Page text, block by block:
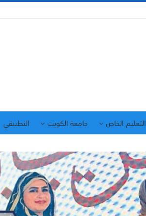
التعليم الخاص جامعة الكويت التطبيقي